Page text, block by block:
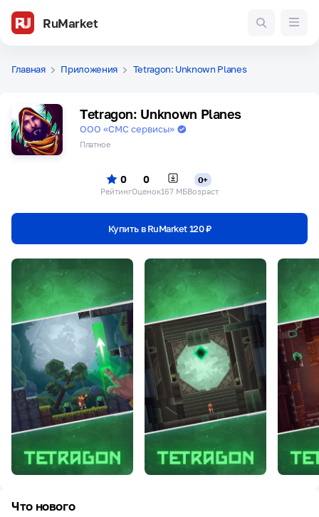
RuMarket
Главная Приложения Tetragon: Unknown Planes
Tetragon: Unknown Planes
ООО «СМС сервисы»
Платное
0
Рейтинг
0
Оценок167 МБ
0+
Возраст
Купить в RuMarket 120 ₽
Что нового